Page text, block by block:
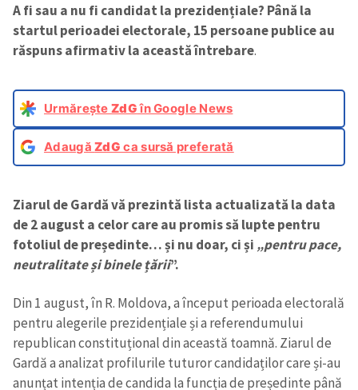
A fi sau a nu fi candidat la prezidențiale? Până la
startul perioadei electorale, 15 persoane publice au
răspuns afirmativ la această întrebare.
Urmărește ZdGîn Google News
AdaugăZdG ca sursă preferată
Ziarul de Gardă vă prezintă lista actualizată la data
de 2 august a celor care au promis să lupte pentru
fotoliul de președinte… și nu doar, ci și „pentru pace,
neutralitate și binele țării”.
Din 1 august, în R. Moldova, a început perioada electorală
pentru alegerile prezidențiale și a referendumului
republican constituțional din această toamnă. Ziarul de
Gardă a analizat profilurile tuturor candidaților care și-au
anunțat intenția de candida la funcția de președinte până